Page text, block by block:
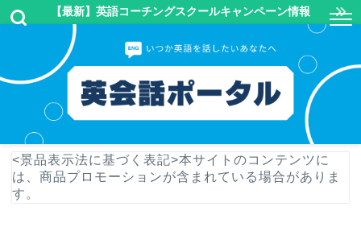
【最新】英語コーチングスクールキャンペーン情報
<景品表示法に基づく表記>本サイトのコンテンツに
は、商品プロモーションが含まれている場合がありま
す。